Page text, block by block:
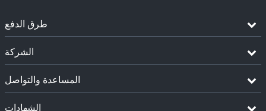
طرق الدفع
الشركة
المساعدة والتواصل
الشهادات